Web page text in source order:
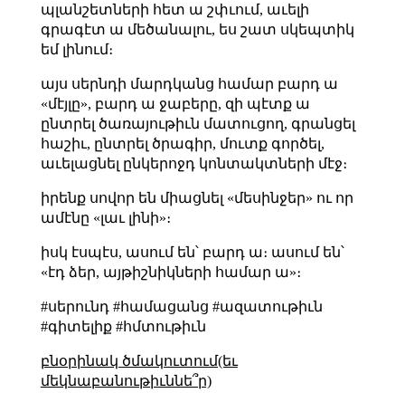
պլանշետների հետ ա շփւում, աւելի
գրագէտ ա մեծանալու, ես շատ սկեպտիկ
եմ լինում։
այս սերնդի մարդկանց համար բարդ ա
«մէյլը», բարդ ա ջաբերը, զի պէտք ա
ընտրել ծառայութիւն մատուցող, գրանցել
հաշիւ, ընտրել ծրագիր, մուտք գործել,
աւելացնել ընկերոջդ կոնտակտների մէջ։
իրենք սովոր են միացնել «մեսինջեր» ու որ
ամէնը «լաւ լինի»։
իսկ էսպէս, ասում են՝ բարդ ա։ ասում են՝
«էդ ձեր, այթիշնիկների համար ա»։
#սերունդ #համացանց #ազատութիւն
#գիտելիք #հմտութիւն
բնօրինակ ծմակուտում(եւ
մեկնաբանութիւննե՞ր)